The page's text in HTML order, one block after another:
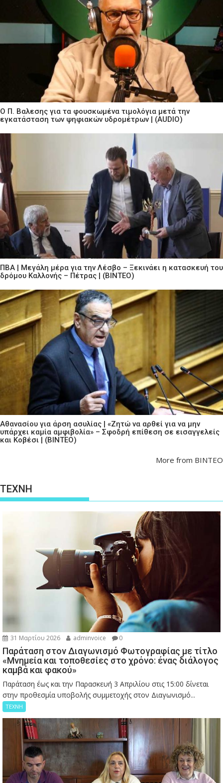
Ο Π. Βαλεσης για τα φουσκωμένα τιμολόγια μετά την
εγκατάσταση των ψηφιακών υδρομέτρων | (AUDIO)
ΠΒΑ | Μεγάλη μέρα για την Λέσβο – Ξεκινάει η κατασκευή του
δρόμου Καλλονής – Πέτρας | (ΒΙΝΤΕΟ)
Αθανασίου για άρση ασυλίας | «Ζητώ να αρθεί για να μην
υπάρχει καμία αμφιβολία» – Σφοδρή επίθεση σε εισαγγελείς
και Κοβέσι | (ΒΙΝΤΕΟ)
More from ΒΙΝΤΕΟ
ΤΕΧΝΗ
31 Μαρτίου 2026 adminvoice 0
Παράταση στον Διαγωνισμό Φωτογραφίας με τίτλο
«Μνημεία και τοποθεσίες στο χρόνο: ένας διάλογος
καμβά και φακού»
Παράταση έως και την Παρασκευή 3 Απριλίου στις 15:00 δίνεται
στην προθεσμία υποβολής συμμετοχής στον Διαγωνισμό...
ΤΕΧΝΗ